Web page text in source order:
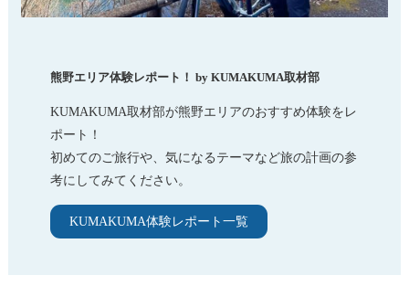
熊野エリア体験レポート！ by KUMAKUMA取材部
KUMAKUMA取材部が熊野エリアのおすすめ体験をレ
ポート！
初めてのご旅行や、気になるテーマなど旅の計画の参
考にしてみてください。
KUMAKUMA体験レポート一覧